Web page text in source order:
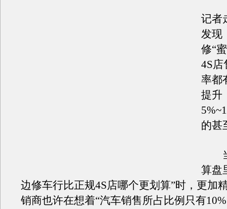
记者
发现
修“
4S店
率都
提升
的甚
当
算盘
边修车行比正规4S店哪个更划算”时，更加
销商也许在想着“汽车销售所占比例只有